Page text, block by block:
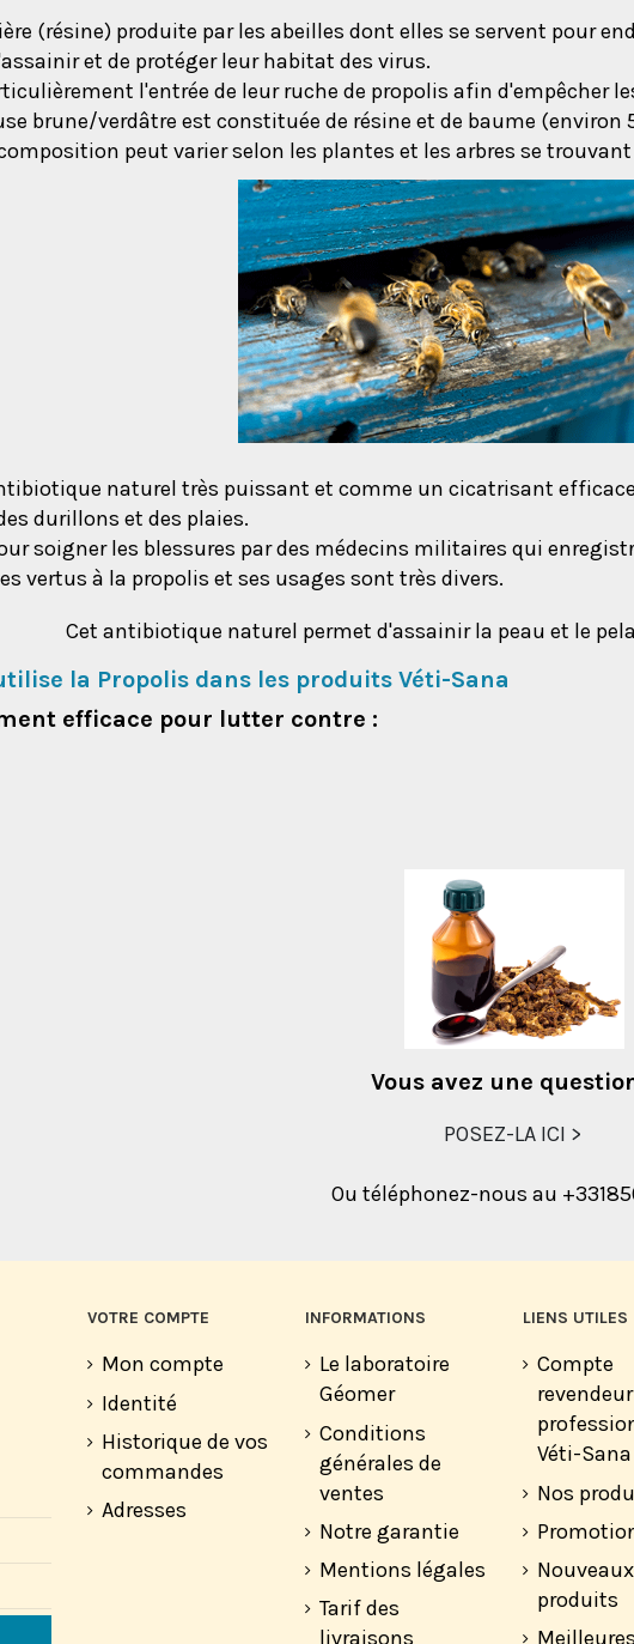
(résine) produite par les abeilles dont elles se servent pour
et de protéger leur habitat des virus.
l'entrée de leur ruche de propolis afin d'empêcher
brune/verdâtre est constituée de résine et de baume (environ
peut varier selon les plantes et les arbres se
naturel très puissant et comme un cicatrisant
durillons et des plaies.
soigner les blessures par des médecins militaires qui
vertus à la propolis et ses usages sont très divers.
Cet antibiotique naturel permet d'assainir la peau et le
la Propolis dans les produits Véti-Sana
efficace pour lutter contre :
Vous avez une
POSEZ-LA ICI >
Ou téléphonez-nous au
VOTRE COMPTE
Mon compte
Identité
Historique de vos
commandes
Adresses
INFORMATIONS
Le laboratoire
Géomer
Conditions
générales de
ventes
Notre garantie
Mentions légales
Tarif des
livraisons
LIENS UTILES
Compte
revendeur
Véti-Sana
Nos
Nouveaux
produits
Meilleures